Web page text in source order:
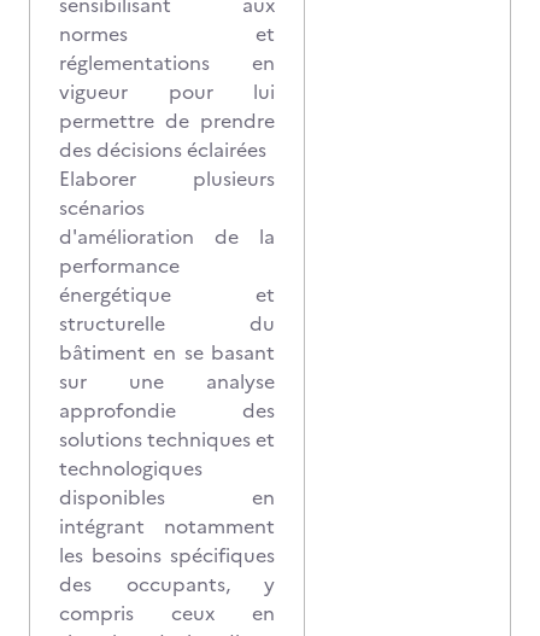
normes et
réglementations en
vigueur pour lui
permettre de prendre
des décisions éclairées
Elaborer plusieurs
scénarios
d'amélioration de la
performance
énergétique et
structurelle du
bâtiment en se basant
sur une analyse
approfondie des
solutions techniques et
technologiques
disponibles en
intégrant notamment
les besoins spécifiques
des occupants, y
compris ceux en